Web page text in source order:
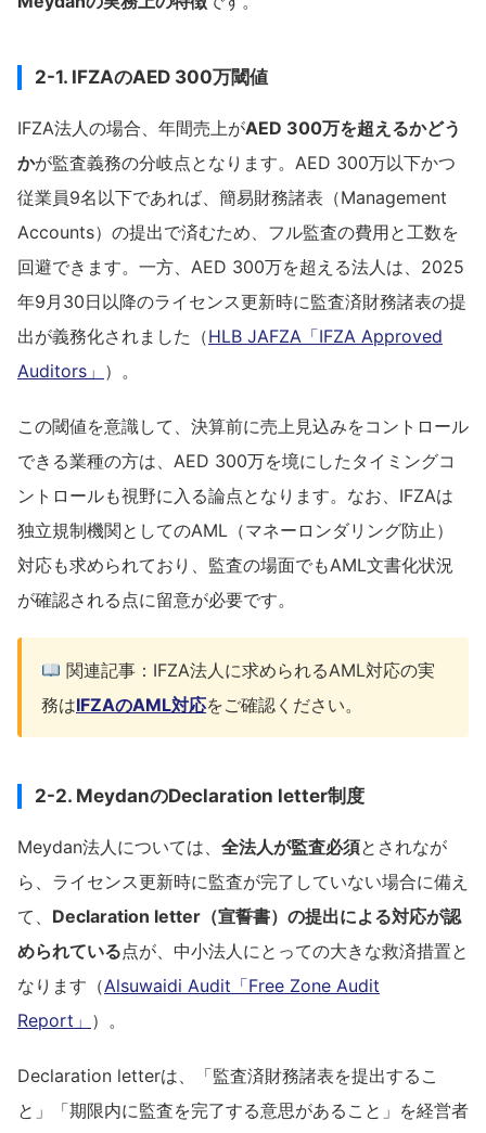
2-1. IFZAのAED 300万閾値
IFZA法人の場合、年間売上がAED 300万を超えるかどう
かが監査義務の分岐点となります。AED 300万以下かつ
従業員9名以下であれば、簡易財務諸表（Management
Accounts）の提出で済むため、フル監査の費用と工数を
回避できます。一方、AED 300万を超える法人は、2025
年9月30日以降のライセンス更新時に監査済財務諸表の提
出が義務化されました（HLB JAFZA「IFZA Approved
Auditors」 ）。
この閾値を意識して、決算前に売上見込みをコントロール
できる業種の方は、AED 300万を境にしたタイミングコ
ントロールも視野に入る論点となります。なお、IFZAは
独立規制機関としてのAML（マネーロンダリング防止）
対応も求められており、監査の場面でもAML文書化状況
が確認される点に留意が必要です。
関連記事：IFZA法人に求められるAML対応の実
務はIFZAのAML対応をご確認ください。
2-2. MeydanのDeclaration letter制度
Meydan法人については、 全法人が監査必須とされなが
ら、ライセンス更新時に監査が完了していない場合に備え
て、 Declaration letter（宣誓書）の提出による対応が認
められている点が、中小法人にとっての大きな救済措置と
なります（Alsuwaidi Audit「Free Zone Audit
Report」 ）。
Declaration letterは、「監査済財務諸表を提出するこ
と」「期限内に監査を完了する意思があること」を経営者